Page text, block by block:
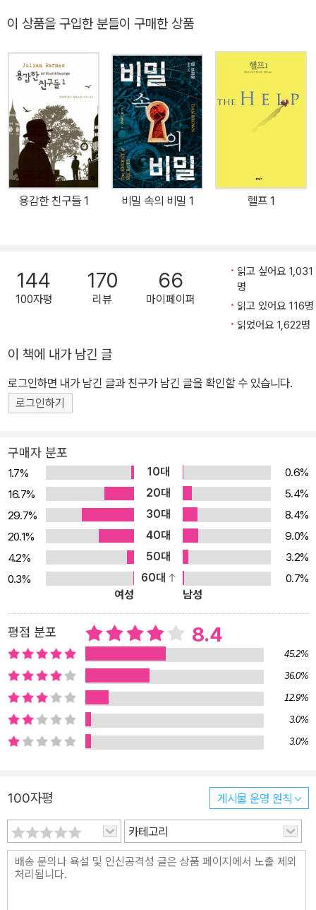
씩거리며 자리를 뜬 사람도 없었다. 우리 모두 친구가 되었고, 결과에
만족했다.” _스텔라 리밍턴(맨부커상 심사위원장. 소설가. 전 MI5[영
국국내첩보부] 국장) 2011년 10월 18일 저녁, 전 영국인들의 눈과
귀는 한 곳에 모였다. 영연방 최고문학상인 맨부커상이 발표되는 순
간이었다. 수상자는 영국 소설의 제왕이라 할 수 있는 소설가 줄리언
반스의 최신작 『예감은 틀리지 않는다』. 그와 함께, 맨부커 상을 둘러
싸고 일었던 2011년 영국 문단의 온갖 잡음도 일거에 사라지다시피
했다. 대체 2011년 부커상을 둘러싸고 무슨 일이 일어났던 걸까? 일
은 2011년 9월, 맨부커상 심사위원장인 소설가이자 전직 MI5 국장
인 스텔라 리밍턴이 13편의 예심작 중 6편의 본선작을 추려 발표하면
있다. 우리는 독자들이 이 책들을 사서 직접 읽기를 바란다. 사지는 않
고 그냥 숭배하는 게 아니라”라고 덧붙였다. 그러자 일군의 작가들과
평론가, 문학 에이전트들이 벌떼처럼 들고 일어났다. 전년도 심사위
원장이자 시인인 앤드루 모션은 올해 심사위원들이 문학을 ‘단순
화’했고, “고급문학과 가독성 있는 책이라는 가짜 경계를 만들었
의 재미를 위해 존재하는 재미난 읽을거리들은 많다. 그러나 그것들
을 문학이라 할 수는 없다. (그것이 문학이 되기 위해서는) 하나의 테
을 넓힐 수 있는가’ 하는 것.”이라는 글을 실었다. 이 논란은 한동안 가
라앉지 않았고, 심지어 영미의 몇몇 소설가와 문학 에이전트 등이 모
여 새로운 문학상 제정을 발표하기에 이른다. 한편, 반격도 만만치 않
았다. 소설가인 그레이엄 조이스는 “‘문학이 사람들이 희망하는 것을
바꾸게 하려면, 먼저 높은 산에서 내려와 사람들에게 말을 걸어야 할
것”이라고 응수했고, 후원사인 부커 사의 문학상 감독관 아이언 트레
윈은 “재정 당시(1969년)부터 지금까지 모토는 하나다. ‘심사위원들
의 눈으로 보았을 때 최고의 작품을 뽑는 것”이라고 밝혔다. 하지만
라앉았다. <가디언> 지의 기자 마크 브라운은 “반스의 소설이 뛰어
난 작품이 아니라고 주장할 수 있는 비판가는 없을 것”이라고 말하면
서 그의 수상에 이견이 없음을 밝혔다. 우파인 <텔레그래프> 역시 좌
파인 <가디언> 지와 의견을 같이했다. <텔레그래프>의 기자 애니타
싱은 “심사위원들이 본심을 시작한 지 단 31분 만에 전원 일치로 수
상작을 선정하는 데 합의를 보았”음을 알렸고, 2011년 맨부커상 심사
위원 중 한 사람이자 <텔레그래프> 출판부 수석기자인 게비 우 드는
어 기쁘다”고 밝혔다. 세 번 고배를 마신 무관의 제왕, 드디어 등극하
다 “2011년은 필립 로스와 줄리언 반스의 해다.” _클레어 아미스테드
(<가디언> 지 문학에디터) 줄리언 반스의 수상은 작가 자신에게도
남다른 의미이다. 그는 28년 전인 1984년에 『플로베르의 앵무새』로
후보에 올랐으나, 아니타 브루크너의 『호텔 뒤 라크』에 밀려 수상하
이 상품을 구입한 분들이 구매한 상품
용감한 친구들 1 비밀 속의 비밀 1 헬프 1
144
100자평
170
리뷰
66
마이페이퍼
읽고 싶어요 1,031
명
읽고 있어요 116명
읽었어요 1,622명
이 책에 내가 남긴 글
로그인하면 내가 남긴 글과 친구가 남긴 글을 확인할 수 있습니다.
로그인하기
구매자 분포
1.7% 10대
0.6%
16.7%
20대
5.4%
29.7%
30대
8.4%
20.1%
40대
9.0%
4.2%
50대
3.2%
0.3%
60대
0.7%
여성
남성
평점 분포 8.4
45.2%
36.0%
12.9%
3.0%
3.0%
100자평 게시물 운영 원칙
카테고리